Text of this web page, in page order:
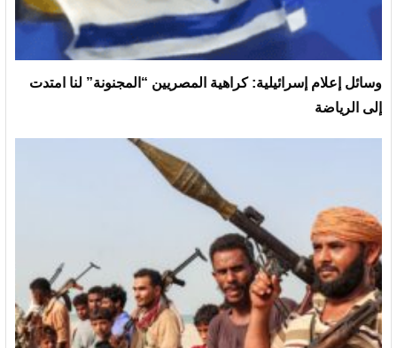
وسائل إعلام إسرائيلية: كراهية المصريين “المجنونة” لنا امتدت
إلى الرياضة